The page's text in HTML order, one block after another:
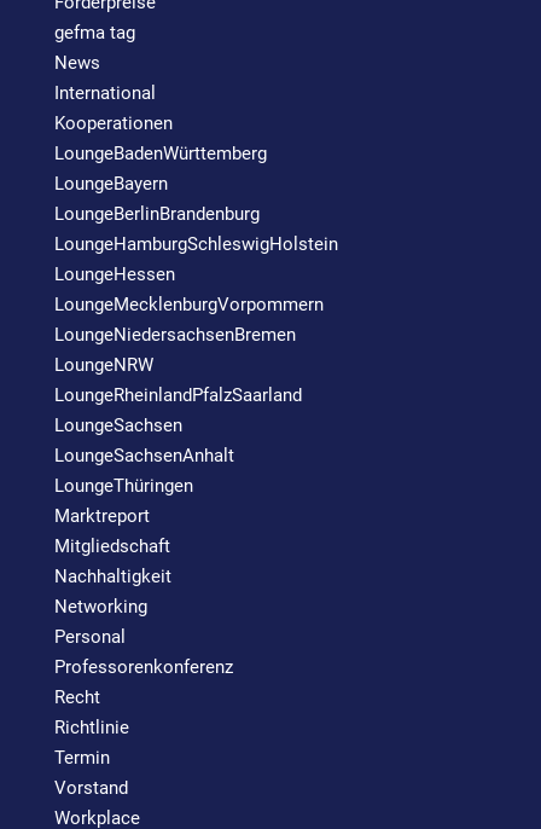
gefma tag
News
International
Kooperationen
LoungeBadenWürttemberg
LoungeBayern
LoungeBerlinBrandenburg
LoungeHamburgSchleswigHolstein
LoungeHessen
LoungeMecklenburgVorpommern
LoungeNiedersachsenBremen
LoungeNRW
LoungeRheinlandPfalzSaarland
LoungeSachsen
LoungeSachsenAnhalt
LoungeThüringen
Marktreport
Mitgliedschaft
Nachhaltigkeit
Networking
Personal
Professorenkonferenz
Recht
Richtlinie
Termin
Vorstand
Workplace